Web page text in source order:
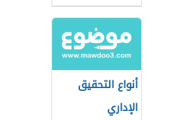
أنواع التحقيق
الإداري